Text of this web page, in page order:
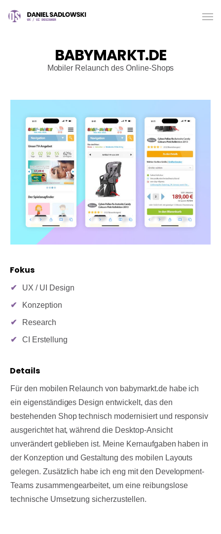
BABYMARKT.DE
Mobiler Relaunch des Online-Shops
Fokus
UX / UI Design
Konzeption
Research
CI Erstellung
Details
Für den mobilen Relaunch von babymarkt.de habe ich
ein eigenständiges Design entwickelt, das den
bestehenden Shop technisch modernisiert und responsiv
ausgerichtet hat, während die Desktop-Ansicht
unverändert geblieben ist. Meine Kernaufgaben haben in
der Konzeption und Gestaltung des mobilen Layouts
gelegen. Zusätzlich habe ich eng mit den Development-
Teams zusammengearbeitet, um eine reibungslose
technische Umsetzung sicherzustellen.